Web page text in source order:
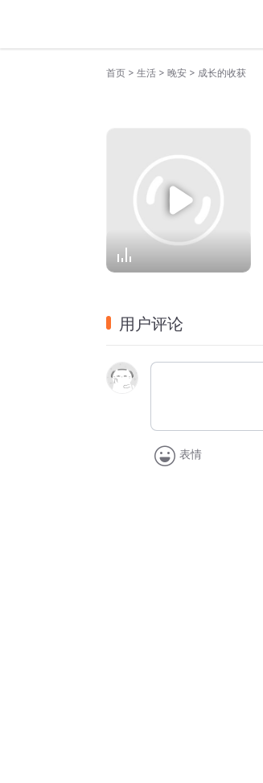
首页 > 生活 > 晚安 > 成长的收获
用户评论
表情